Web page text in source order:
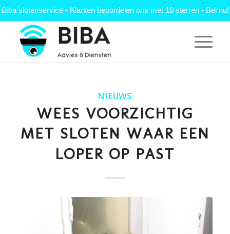
Biba slotenservice - Klanten beoordelen ons met 10 sterren - Bel nu!
NIEUWS
WEES VOORZICHTIG
MET SLOTEN WAAR EEN
LOPER OP PAST